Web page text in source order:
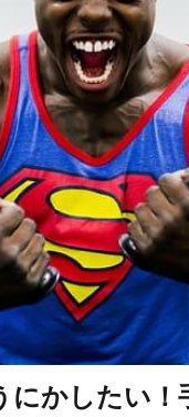
にかしたい！